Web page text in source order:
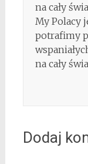
na cały
My Polacy
potrafimy
na cały
Dodaj